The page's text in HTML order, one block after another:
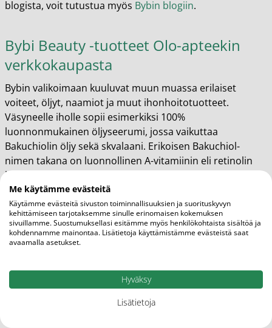
blogista, voit tutustua myös Bybin blogiin.
Bybi Beauty -tuotteet Olo-apteekin
verkkokaupasta
Bybin valikoimaan kuuluvat muun muassa erilaiset
voiteet, öljyt, naamiot ja muut ihonhoitotuotteet.
Väsyneelle iholle sopii esimerkiksi 100%
luonnonmukainen öljyseerumi, jossa vaikuttaa
Bakuchiolin öljy sekä skvalaani. Erikoisen Bakuchiol-
nimen takana on luonnollinen A-vitamiinin eli retinolin
lähde ja se auttaa tehostamaan kollageenin tuotantoa
sekä parantamaan ihon kuntoa. Seerumi auttaa
esimerkiksi tasoittamaan ihoa ja parantamaan ihon
kimmoisuutta, tehden siitä todellisen tehotuotteen
iholle.
ihonhoitorutiiniasi ja huomaa seerumin ihoa nuorentava
teho. Bakuchiolia löydät myös esimerkiksi Bybin
ravitsevasta ja ihoa pehmentävästä yövoiteesta. Yksi syy
Me käytämme evästeitä
Käytämme evästeitä sivuston toiminnallisuuksien ja suorituskyvyn
kehittämiseen tarjotaksemme sinulle erinomaisen kokemuksen
sivuillamme. Suostumuksellasi esitämme myös henkilökohtaista sisältöä ja
kohdennamme mainontaa. Lisätietoja käyttämistämme evästeistä saat
avaamalla asetukset.
Hyväksy
Lisätietoja